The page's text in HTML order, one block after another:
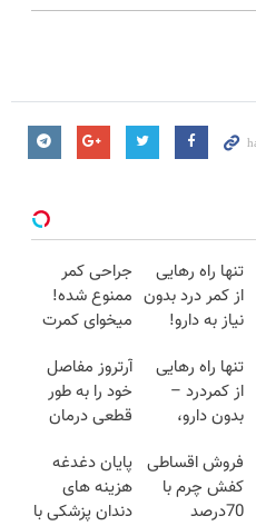
تنها راه رهایی
از کمر درد بدون
نیاز به دارو!
جراحی کمر
ممنوع شده!
میخوای کمرت
درمان کنی؟
((پرسش‌نامه))
تنها راه رهایی
از کمردرد –
بدون دارو،
«فرم پر کن»
آرتروز مفاصل
خود را به طور
قطعی درمان
◗پرسش‌نامه◖ فروش اقساطی
کفش چرم با
70درصد
پایان دغدغه
هزینه های
دندان پزشکی با